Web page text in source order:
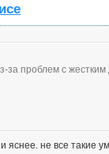
за проблем с
не все такие